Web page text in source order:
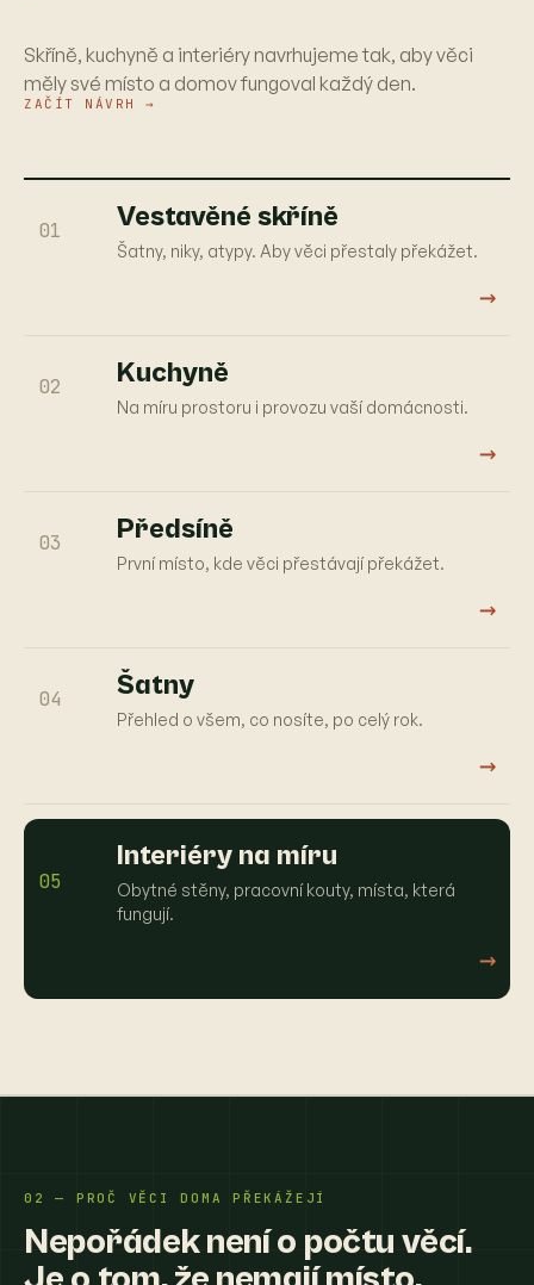
Skříně, kuchyně a interiéry navrhujeme tak, aby věci
měly své místo a domov fungoval každý den.
ZAČÍT NÁVRH →
01 Vestavěné skříně
Šatny, niky, atypy. Aby věci přestaly překážet.
→
02 Kuchyně
Na míru prostoru i provozu vaší domácnosti.
→
03 Předsíně
První místo, kde věci přestávají překážet.
→
04 Šatny
Přehled o všem, co nosíte, po celý rok.
→
05
Interiéry na míru
Obytné stěny, pracovní kouty, místa, která
fungují.
→
02 — PROČ VĚCI DOMA PŘEKÁŽEJÍ
Nepořádek není o počtu věcí.